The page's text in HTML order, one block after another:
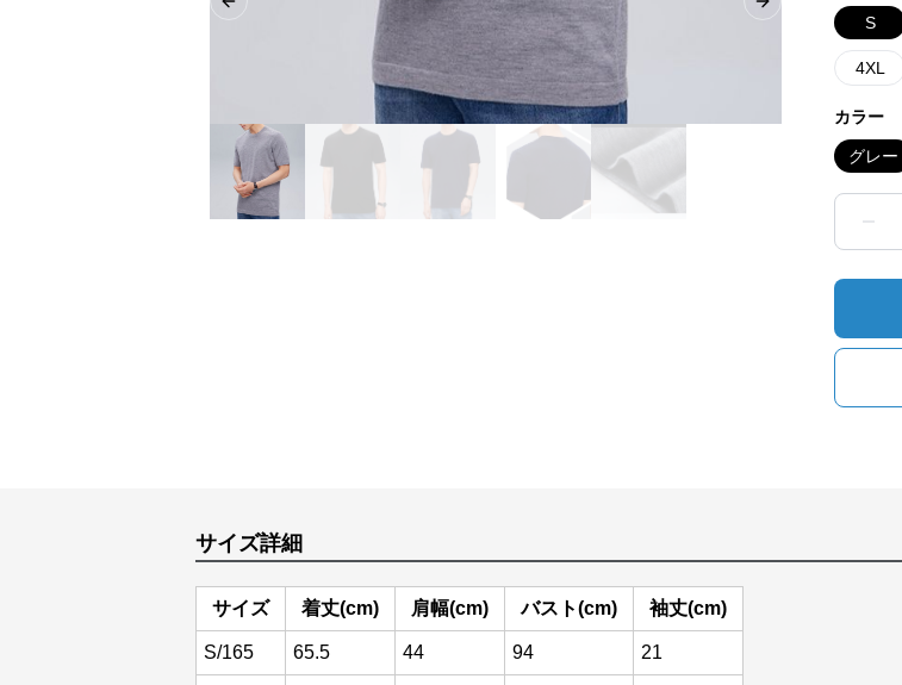
Previous slide Next slide
S
4XL
カラー
グレー
サイズ詳細
サイズ 着丈(cm) 肩幅(cm) バスト(cm) 袖丈(cm)
S/165 65.5 44 94 21